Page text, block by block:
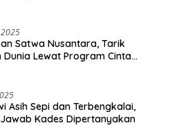
Satwa Nusantara, Tarik
Dunia Lewat Program Cinta
Asih Sepi dan Terbengkalai,
Kades Dipertanyakan